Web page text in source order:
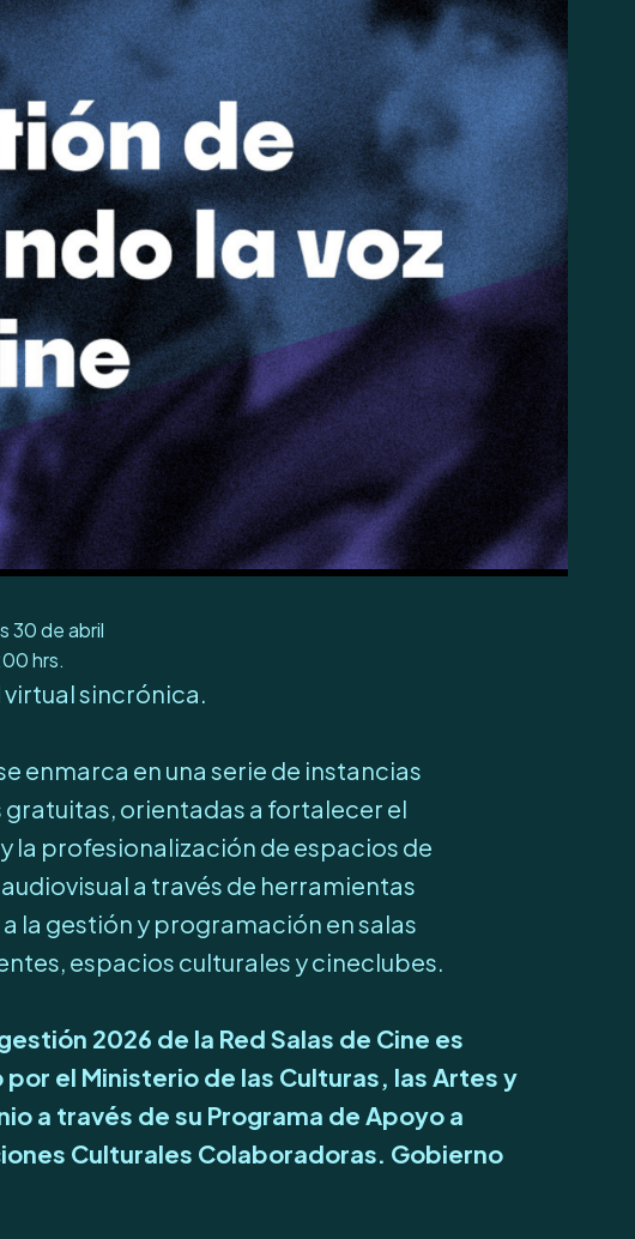
30 de abril
hrs.
sincrónica.
enmarca en una serie de instancias
orientadas a fortalecer el
la profesionalización de espacios de
a través de herramientas
la gestión y programación en salas
espacios culturales y cineclubes.
2026 de la Red Salas de Cine es
el Ministerio de las Culturas, las Artes y
a través de su Programa de Apoyo a
Culturales Colaboradoras. Gobierno